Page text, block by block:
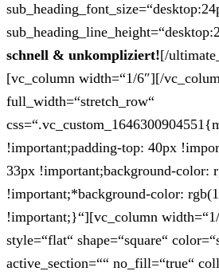
schnell & unkompliziert![/
[vc_column width=“1/6″][/
full_width=“stretch_row“
!important;padding-top: 40px
33px !important;background-color:
!important;*background-color:
!important;}“][vc_column
style=“flat“ shape=“square“
active_section=““ no_fill=“true“